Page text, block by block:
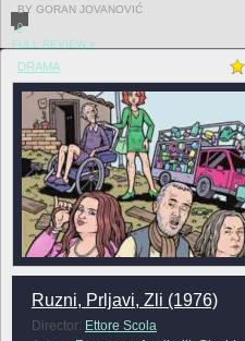
BY GORAN JOVANOVIĆ
0
FULL REVIEW »
DRAMA
Ruzni, Prljavi, Zli (1976)
Director: Ettore Scola